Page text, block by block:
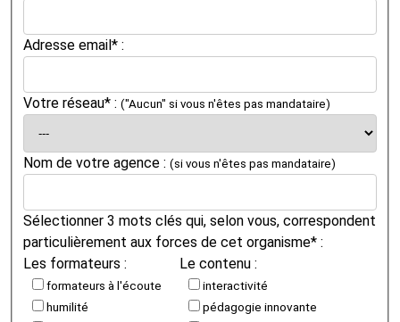
Adresse email* :
Votre réseau* : ("Aucun" si vous n'êtes pas mandataire)
Nom de votre agence : (si vous n'êtes pas mandataire)
Sélectionner 3 mots clés qui, selon vous, correspondent
particulièrement aux forces de cet organisme* :
Les formateurs :
formateurs à l'écoute
humilité
Le contenu :
interactivité
pédagogie innovante